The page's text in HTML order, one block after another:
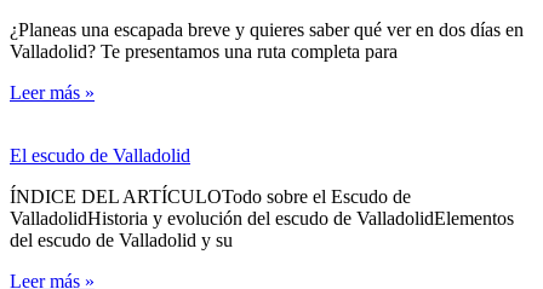
¿Planeas una escapada breve y quieres saber qué ver en dos días en
Valladolid? Te presentamos una ruta completa para
Leer más »
El escudo de Valladolid
ÍNDICE DEL ARTÍCULOTodo sobre el Escudo de
ValladolidHistoria y evolución del escudo de ValladolidElementos
del escudo de Valladolid y su
Leer más »